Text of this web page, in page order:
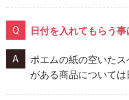
日付を入れてもらう
ポエムの紙の空いた
がある商品については